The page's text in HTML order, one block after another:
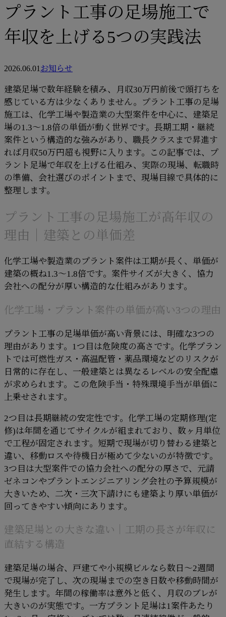
プラント工事の足場施工で
年収を上げる5つの実践法
2026.06.01お知らせ
建築足場で数年経験を積み、月収30万円前後で頭打ちを
感じている方は少なくありません。プラント工事の足場
施工は、化学工場や製造業の大型案件を中心に、建築足
場の1.3〜1.8倍の単価が動く世界です。長期工期・継続
案件という構造的な強みがあり、職長クラスまで昇進す
れば月収50万円超も視野に入ります。この記事では、プ
ラント足場で年収を上げる仕組み、実際の現場、転職時
の準備、会社選びのポイントまで、現場目線で具体的に
整理します。
プラント工事の足場施工が高年収の
理由｜建築との単価差
化学工場や製造業のプラント案件は工期が長く、単価が
建築の概ね1.3〜1.8倍です。案件サイズが大きく、協力
会社への配分が厚い構造的な仕組みがあります。
化学工場・プラント案件の単価が高い3つの理由
プラント工事の足場単価が高い背景には、明確な3つの
理由があります。1つ目は危険度の高さです。化学プラン
トでは可燃性ガス・高温配管・薬品環境などのリスクが
日常的に存在し、一般建築とは異なるレベルの安全配慮
が求められます。この危険手当・特殊環境手当が単価に
上乗せされます。
2つ目は長期継続の安定性です。化学工場の定期修理(定
修)は年間を通じてサイクルが組まれており、数ヶ月単位
で工程が固定されます。短期で現場が切り替わる建築と
違い、移動ロスや待機日が極めて少ないのが特徴です。
3つ目は大型案件での協力会社への配分の厚さで、元請
ゼネコンやプラントエンジニアリング会社の予算規模が
大きいため、二次・三次下請けにも建築より厚い単価が
回ってきやすい傾向にあります。
建築足場との大きな違い｜工期の長さが年収に
直結する構造
建築足場の場合、戸建てや小規模ビルなら数日〜2週間
で現場が完了し、次の現場までの空き日数や移動時間が
発生します。年間の稼働率は意外と低く、月収のブレが
大きいのが実態です。一方プラント足場は1案件あたり